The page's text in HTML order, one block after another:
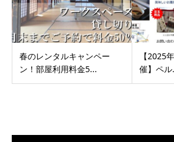
春のレンタルキャンペー
ン！部屋利用料金5...
【2025
催】ペル